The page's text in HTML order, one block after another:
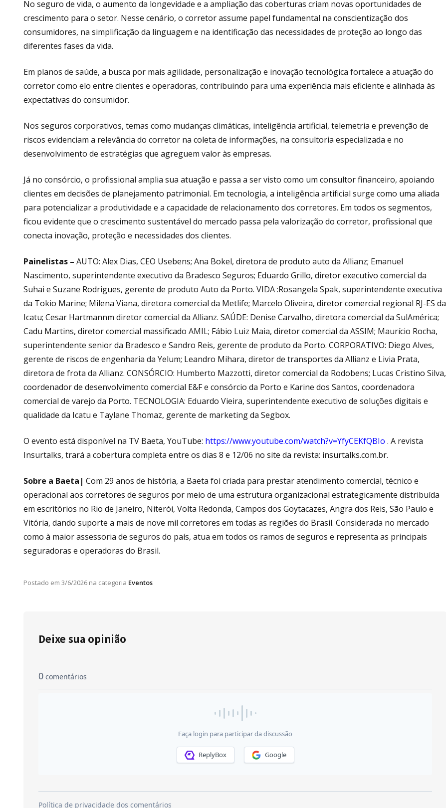
No seguro de vida, o aumento da longevidade e a ampliação das coberturas criam novas oportunidades de
crescimento para o setor. Nesse cenário, o corretor assume papel fundamental na conscientização dos
consumidores, na simplificação da linguagem e na identificação das necessidades de proteção ao longo das
diferentes fases da vida.
Em planos de saúde, a busca por mais agilidade, personalização e inovação tecnológica fortalece a atuação do
corretor como elo entre clientes e operadoras, contribuindo para uma experiência mais eficiente e alinhada às
expectativas do consumidor.
Nos seguros corporativos, temas como mudanças climáticas, inteligência artificial, telemetria e prevenção de
riscos evidenciam a relevância do corretor na coleta de informações, na consultoria especializada e no
desenvolvimento de estratégias que agreguem valor às empresas.
Já no consórcio, o profissional amplia sua atuação e passa a ser visto como um consultor financeiro, apoiando
clientes em decisões de planejamento patrimonial. Em tecnologia, a inteligência artificial surge como uma aliada
para potencializar a produtividade e a capacidade de relacionamento dos corretores. Em todos os segmentos,
ficou evidente que o crescimento sustentável do mercado passa pela valorização do corretor, profissional que
conecta inovação, proteção e necessidades dos clientes.
Painelistas – AUTO: Alex Dias, CEO Usebens; Ana Bokel, diretora de produto auto da Allianz; Emanuel
Nascimento, superintendente executivo da Bradesco Seguros; Eduardo Grillo, diretor executivo comercial da
Suhai e Suzane Rodrigues, gerente de produto Auto da Porto. VIDA :Rosangela Spak, superintendente executiva
da Tokio Marine; Milena Viana, diretora comercial da Metlife; Marcelo Oliveira, diretor comercial regional RJ-ES da
Icatu; Cesar Hartmannm diretor comercial da Allianz. SAÚDE: Denise Carvalho, diretora comercial da SulAmérica;
Cadu Martins, diretor comercial massificado AMIL; Fábio Luiz Maia, diretor comercial da ASSIM; Maurício Rocha,
superintendente senior da Bradesco e Sandro Reis, gerente de produto da Porto. CORPORATIVO: Diego Alves,
gerente de riscos de engenharia da Yelum; Leandro Mihara, diretor de transportes da Allianz e Livia Prata,
diretora de frota da Allianz. CONSÓRCIO: Humberto Mazzotti, diretor comercial da Rodobens; Lucas Cristino Silva,
coordenador de desenvolvimento comercial E&F e consórcio da Porto e Karine dos Santos, coordenadora
comercial de varejo da Porto. TECNOLOGIA: Eduardo Vieira, superintendente executivo de soluções digitais e
qualidade da Icatu e Taylane Thomaz, gerente de marketing da Segbox.
O evento está disponível na TV Baeta, YouTube: https://www.youtube.com/watch?v=YfyCEKfQBIo . A revista
Insurtalks, trará a cobertura completa entre os dias 8 e 12/06 no site da revista: insurtalks.com.br.
Sobre a Baeta| Com 29 anos de história, a Baeta foi criada para prestar atendimento comercial, técnico e
operacional aos corretores de seguros por meio de uma estrutura organizacional estrategicamente distribuída
em escritórios no Rio de Janeiro, Niterói, Volta Redonda, Campos dos Goytacazes, Angra dos Reis, São Paulo e
Vitória, dando suporte a mais de nove mil corretores em todas as regiões do Brasil. Considerada no mercado
como à maior assessoria de seguros do país, atua em todos os ramos de seguros e representa as principais
seguradoras e operadoras do Brasil.
Postado em 3/6/2026 na categoria Eventos
Deixe sua opinião